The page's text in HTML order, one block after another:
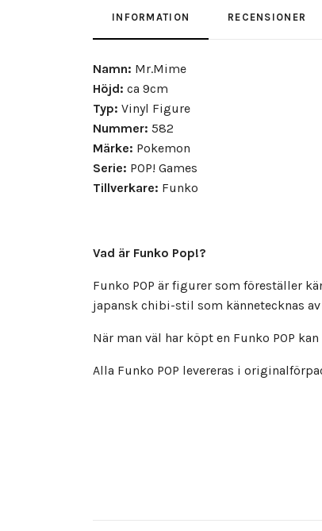
INFORMATION RECENSIONER
Namn: Mr.Mime
Höjd: ca 9cm
Typ: Vinyl Figure
Nummer: 582
Märke: Pokemon
Serie: POP! Games
Tillverkare: Funko
Vad är Funko Pop!?
Funko POP är figurer som föreställer
japansk chibi-stil som kännetecknas
När man väl har köpt en Funko POP
Alla Funko POP levereras i